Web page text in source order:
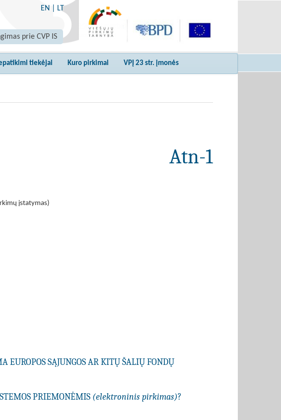
EN LT
prie CVP IS
tiekėjai Kuro pirkimai VPĮ 23 str. įmonės
Atn-1
įstatymas)
EUROPOS SĄJUNGOS AR KITŲ ŠALIŲ FONDŲ
PRIEMONĖMIS (elektroninis pirkimas)?